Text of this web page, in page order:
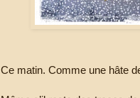
Ce matin. Comme une hâte